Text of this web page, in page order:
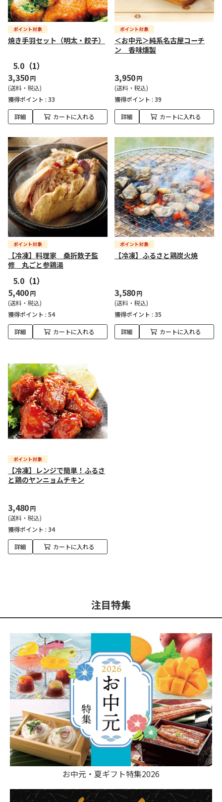
焼き手羽セット（明太・餃子）
5.0 （1）
3,350円
(送料・税込)
獲得ポイント : 33
詳細 カートに入れる
＜お中元＞純系名古屋コーチ
ン 香味燻製
3,950円
(送料・税込)
獲得ポイント : 39
詳細 カートに入れる
【冷凍】料理家 桑折敦子監
修 丸ごと参鶏湯
5.0 （1）
5,400円
(送料・税込)
獲得ポイント : 54
詳細 カートに入れる
【冷凍】ふるさと鶏炭火焼
3,580円
(送料・税込)
獲得ポイント : 35
詳細 カートに入れる
【冷凍】レンジで簡単！ふるさ
と鶏のヤンニョムチキン
3,480円
(送料・税込)
獲得ポイント : 34
詳細 カートに入れる
注目特集
お中元・夏ギフト特集2026